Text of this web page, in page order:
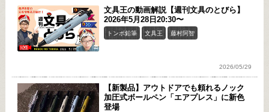
文具王の動画解説【週刊文具のとびら】
2026年5月28日20:30〜
トンボ鉛筆 文具王 藤村阿智
2026/05/29
【新製品】アウトドアでも頼れるノック
加圧式ボールペン「エアプレス」に新色
登場